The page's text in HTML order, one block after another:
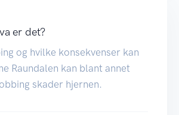
er det?
og hvilke konsekvenser kan
Raundalen kan blant annet
skader hjernen.